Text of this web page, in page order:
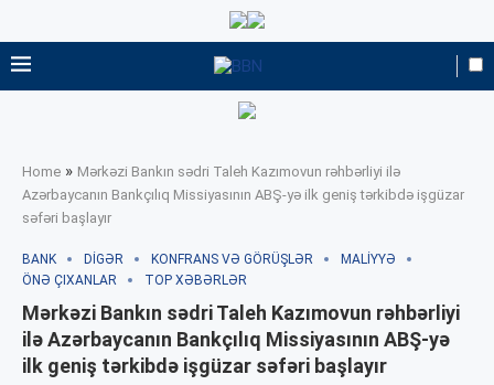
Home » Mərkəzi Bankın sədri Taleh Kazımovun rəhbərliyi ilə
Azərbaycanın Bankçılıq Missiyasının ABŞ-yə ilk geniş tərkibdə işgüzar
səfəri başlayır
BANK DIGƏR KONFRANS VƏ GÖRÜŞLƏR
MALIYYƏ
ÖNƏ ÇIXANLAR
TOP XƏBƏRLƏR
Mərkəzi Bankın sədri Taleh Kazımovun rəhbərliyi
ilə Azərbaycanın Bankçılıq Missiyasının ABŞ-yə
ilk geniş tərkibdə işgüzar səfəri başlayır